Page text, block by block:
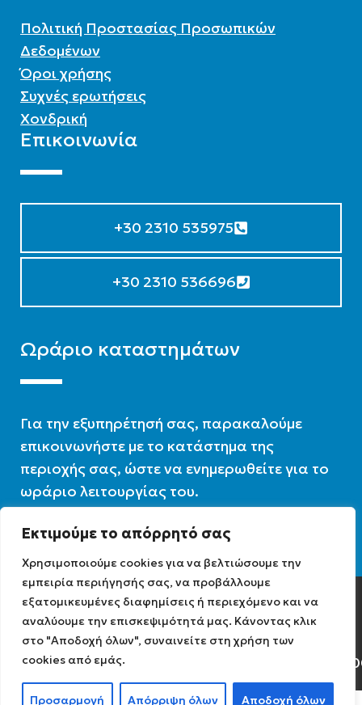
Εκτιμούμε το απόρρητό σας
Χρησιμοποιούμε cookies για να βελτιώσουμε την
εμπειρία περιήγησής σας, να προβάλλουμε
εξατομικευμένες διαφημίσεις ή περιεχόμενο και να
αναλύουμε την επισκεψιμότητά μας. Κάνοντας κλικ
στο "Αποδοχή όλων", συναινείτε στη χρήση των
cookies από εμάς.
Προσαρμογή Απόρριψη όλων Αποδοχή όλων
Πολιτική Προστασίας Προσωπικών
Δεδομένων
Όροι χρήσης
Συχνές ερωτήσεις
Χονδρική
Επικοινωνία
+30 2310 535975
+30 2310 536696
Ωράριο καταστημάτων
Για την εξυπηρέτησή σας, παρακαλούμε
επικοινωνήστε με το κατάστημα της
περιοχής σας, ώστε να ενημερωθείτε για το
ωράριο λειτουργίας του.
Ωράριο λειτουργίας : 07:30 – 16:00
Diathermiki.gr © 2022
Αρ. Γ.Ε.ΜΗ: